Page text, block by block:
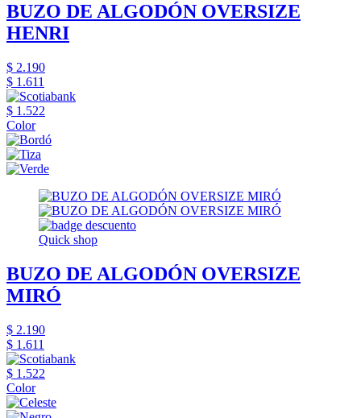
BUZO DE ALGODÓN OVERSIZE
HENRI
$ 2.190
$ 1.611
$ 1.522
Color
Quick shop
BUZO DE ALGODÓN OVERSIZE
MIRÓ
$ 2.190
$ 1.611
$ 1.522
Color